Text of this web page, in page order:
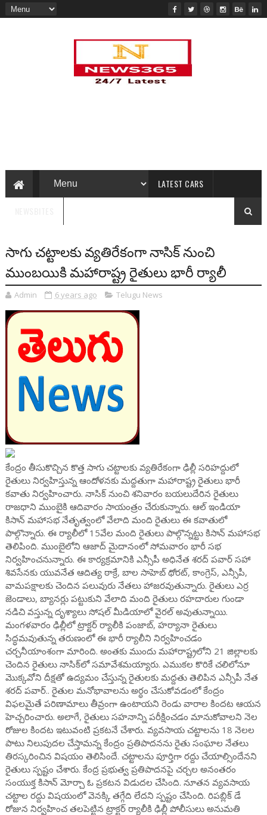
LATEST CARS
సాగు చట్టాలకు వ్యతిరేకంగా నాసిక్ నుంచి
ముంబయికి మహారాష్ట్ర రైతులు భారీ ర్యాలీ
Admin 6 years ago Telugu News
కేంద్రం తీసుకొచ్చిన కొత్త సాగు చట్టాలకు వ్యతిరేకంగా ఢిల్లీ సరిహద్దులో
రైతులు నిర్వహిస్తున్న ఆందోళనకు మద్దతుగా మహారాష్ట్ర రైతులు భారీ
కవాతు నిర్వహించారు. నాసిక్ నుంచి శనివారం బయలుదేరిన రైతులు
రాజధాని ముంబైకి ఆదివారం సాయంత్రం చేరుకున్నారు. ఆల్ ఇండియా
కిసాన్ మహాసభ నేతృత్వంలో వేలాది మంది రైతులు ఈ కవాతులో
పాల్గొన్నారు. ఈ ర్యాలీలో 15వేల మంది రైతులు పాల్గొన్నట్టు కిసాన్ మహాసభ
తెలిపింది. ముంబైలోని ఆజాద్ మైదానంలో సోమవారం భారీ సభ
నిర్వహించనున్నారు. ఈ కార్యక్రమానికి ఎన్సీపీ అధినేత శరద్ పవార్ సహా
శివసేనకు యువనేత ఆదిత్య ఠాక్రే, బాల సాహెబ్ థోరట్, కాంగ్రెస్, ఎన్సీపీ,
వామపక్షాలకు చెందిన పలువురు నేతలు హాజరవుతున్నారు. రైతులు ఎర్ర
జెండాలు, బ్యానర్లు పట్టుకుని వేలాది మంది రైతులు రహదారుల గుండా
నడిచి వస్తున్న దృశ్యాలు సోషల్ మీడియాలో వైరల్ అవుతున్నాయి.
మంగళవారం ఢిల్లీలో ట్రాక్టర్ ర్యాలీకి పంజాబ్, హర్యానా రైతులు
సిద్ధమవుతున్న తరుణంలో ఈ భారీ ర్యాలీని నిర్వహించడం
చర్చనీయాంశంగా మారింది. అంతకు ముందు మహారాష్ట్రలోని 21 జిల్లాలకు
చెందిన రైతులు నాసిక్‌లో సమావేశమయ్యారు. ఎముకల కొరికే చలిలోనూ
మొక్కవోని దీక్షతో ఉద్యమం చేస్తున్న రైతులకు మద్దతు తెలిపిన ఎన్సీపీ నేత
శరద్ పవార్.. రైతుల మనోభావాలను అర్ధం చేసుకోవడంలో కేంద్రం
విఫలమైతే పరిణామాలు తీవ్రంగా ఉంటాయని రెండు వారాల కిందట ఆయన
హెచ్చరించారు. అలాగే, రైతులు సహనాన్ని పరీక్షించడం మానుకోవాలని నెల
రోజుల కిందట ఇటువంటి ప్రకటనే చేశారు. వ్యవసాయ చట్టాలను 18 నెలల
పాటు నిలుపుదల చేస్తామన్న కేంద్రం ప్రతిపాదనను రైతు సంఘాల నేతలు
తిరస్కరించిన విషయం తెలిసిందే. చట్టాలను పూర్తిగా రద్దు చేయాల్సిందేనని
రైతులు స్పష్టం చేశారు. కేంద్ర ప్రభుత్వ ప్రతిపాదనపై చర్చల అనంతరం
సంయుక్త కిసాన్‌ మోర్చా ఓ ప్రకటన విడుదల చేసింది. నూతన వ్యవసాయ
చట్టాల రద్దు విషయంలో వెనక్కి తగ్గేది లేదని స్పష్టం చేసింది. రిపబ్లిక్ డే
రోజున నిర్వహించ తలపెట్టిన ట్రాక్టర్ ర్యాలీకి ఢిల్లీ పోలీసులు అనుమతి